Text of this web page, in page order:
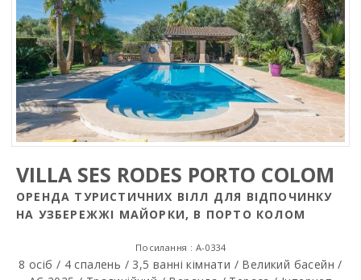
VILLA SES RODES PORTO COLOM
ОРЕНДА ТУРИСТИЧНИХ ВІЛЛ ДЛЯ ВІДПОЧИНКУ
НА УЗБЕРЕЖЖІ МАЙОРКИ, В ПОРТО КОЛОМ
Посилання : A-0334
8 осіб / 4 спалень / 3,5 ванні кімнати / Великий басейн /